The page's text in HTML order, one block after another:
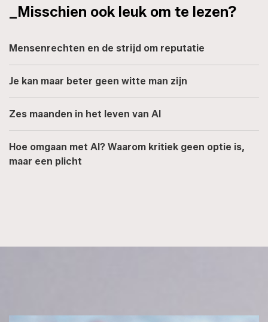
_Misschien ook leuk om te lezen?
Mensenrechten en de strijd om reputatie
Je kan maar beter geen witte man zijn
Zes maanden in het leven van AI
Hoe omgaan met AI? Waarom kritiek geen optie is,
maar een plicht